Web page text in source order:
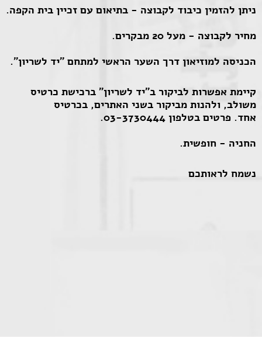
ניתן להזמין כיבוד לקבוצה - בתיאום עם זכיין בית הקפה.
מחיר לקבוצה - מעל 20 מבקרים.
הכניסה למוזיאון דרך השער הראשי למתחם "יד לשריון".
קיימת אפשרות לביקור ב"יד לשריון" ברכישת כרטיס
משולב, ולהנות מביקור בשני האתרים, בכרטיס
אחד. פרטים בטלפון 03-3730444.
החניה - חופשית.
נשמח לראותכם